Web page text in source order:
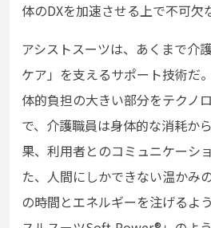
体のDXを加速させる上で不可欠
アシストスーツは、あくまで介
ケア」を支えるサポート技術だ
体的負担の大きい部分をテクノ
で、介護職員は身体的な消耗か
果、利用者とのコミュニケーシ
た、人間にしかできない温かみ
の時間とエネルギーを注げるよ